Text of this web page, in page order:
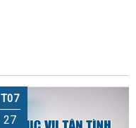
T07
27